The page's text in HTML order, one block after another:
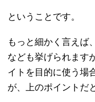
ということです。
もっと細かく言えば
なども挙げられます
イトを目的に使う場
が、上のポイントだ